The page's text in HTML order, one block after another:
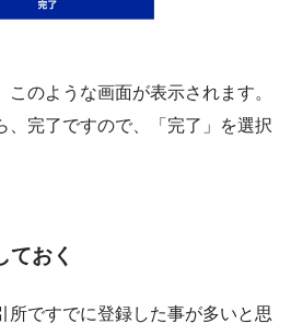
のような画面が表示されます。
、完了ですので、「完了」を選択
ておく
所ですでに登録した事が多いと思